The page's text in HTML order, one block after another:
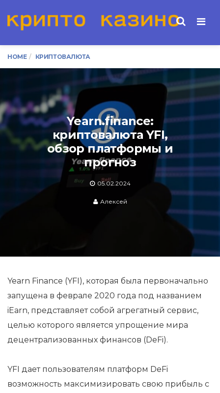
HOME КРИПТОВАЛЮТА
Yearn.finance:
криптовалюта YFI,
обзор платформы и
прогноз
05.02.2024
Алексей
Yearn Finance (YFI), которая была первоначально
запущена в феврале 2020 года под названием
iEarn, представляет собой агрегатный сервис,
целью которого является упрощение мира
децентрализованных финансов (DeFi).
YFI дает пользователям платформ DeFi
возможность максимизировать свою прибыль с